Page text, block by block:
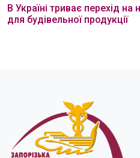
В Україні триває перехід на
для будівельної продукції